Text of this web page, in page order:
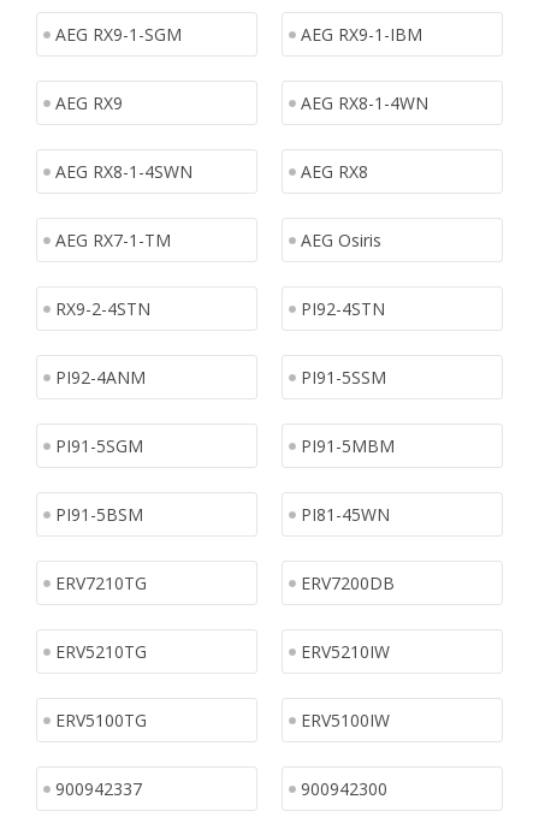
AEG RX9-1-SGM AEG RX9-1-IBM
AEG RX9 AEG RX8-1-4WN
AEG RX8-1-4SWN AEG RX8
AEG RX7-1-TM AEG Osiris
RX9-2-4STN PI92-4STN
PI92-4ANM PI91-5SSM
PI91-5SGM PI91-5MBM
PI91-5BSM PI81-45WN
ERV7210TG ERV7200DB
ERV5210TG ERV5210IW
ERV5100TG ERV5100IW
900942337 900942300